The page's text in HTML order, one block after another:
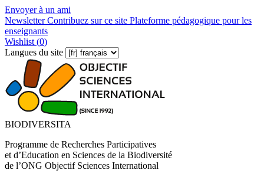
Envoyer à un ami
NewsletterContribuez sur ce site Plateforme pédagogique pour les
enseignants
Wishlist (0)
Langues du site
BIODIVERSITA
Programme de Recherches Participatives
et d’Education en Sciences de la Biodiversité
de l’ONG Objectif Sciences International